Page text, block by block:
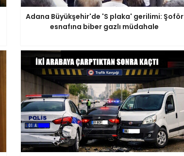
Adana Büyükşehir'de 'S plaka' gerilimi: Şoför
esnafına biber gazlı müdahale